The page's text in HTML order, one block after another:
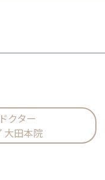
クター
大田本院